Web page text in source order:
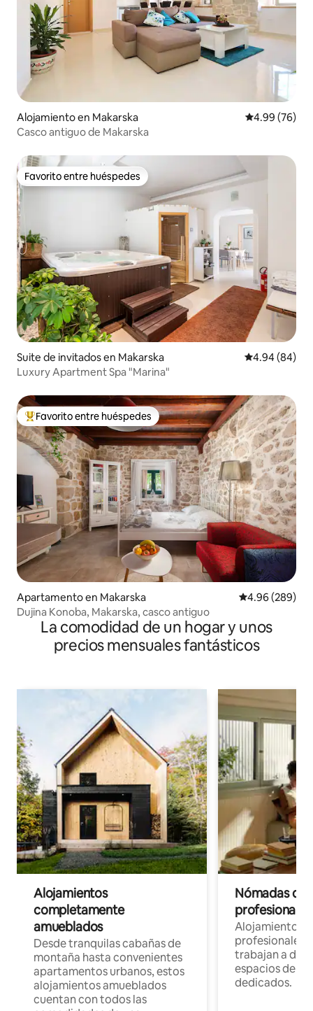
Alojamiento en Makarska Calificación
4.99 (76)
Casco antiguo de Makarska
Favorito entre huéspedes
Favorito entre huéspedes
Suite de invitados en Makarska Calificación
4.94 (84)
Luxury Apartment Spa "Marina"
Favorito entre huéspedes preferido
Favorito entre huéspedes
Apartamento en Makarska Calificación
4.96 (289)
Dujina Konoba, Makarska, casco antiguo
La comodidad de un hogar y unos
precios mensuales fantásticos
Alojamientos
completamente
amueblados
Desde tranquilas cabañas de
montaña hasta convenientes
apartamentos urbanos, estos
alojamientos amueblados
cuentan con todos las
Nómadas
Alojamientos
profesionales
trabajan a
espacios de
dedicados.